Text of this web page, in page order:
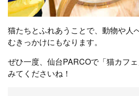
猫たちとふれあうことで、動物や人
むきっかけにもなります。
ぜひ一度、仙台PARCOで「猫カフ
みてくださいね！